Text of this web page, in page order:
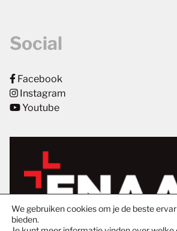
Social
Facebook
Instagram
Youtube
We gebruiken cookies om je de beste
bieden.